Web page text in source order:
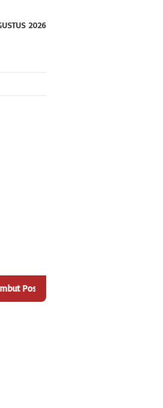
2026
Tempat Pengelolaan Sampah